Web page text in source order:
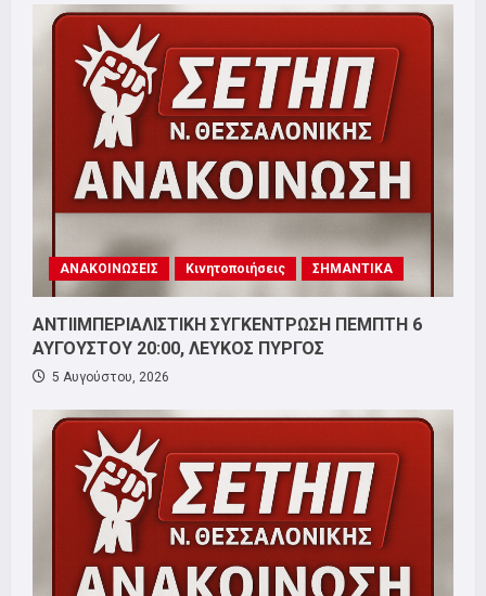
ΑΝΑΚΟΙΝΩΣΕΙΣ Κινητοποιήσεις ΣΗΜΑΝΤΙΚΑ
ΑΝΤΙΙΜΠΕΡΙΑΛΙΣΤΙΚΗ ΣΥΓΚΕΝΤΡΩΣΗ ΠΕΜΠΤΗ 6
ΑΥΓΟΥΣΤΟΥ 20:00, ΛΕΥΚΟΣ ΠΥΡΓΟΣ
5 Αυγούστου, 2026